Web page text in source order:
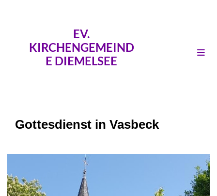
EV.
KIRCHENGEMEIND
E DIEMELSEE
Gottesdienst in Vasbeck